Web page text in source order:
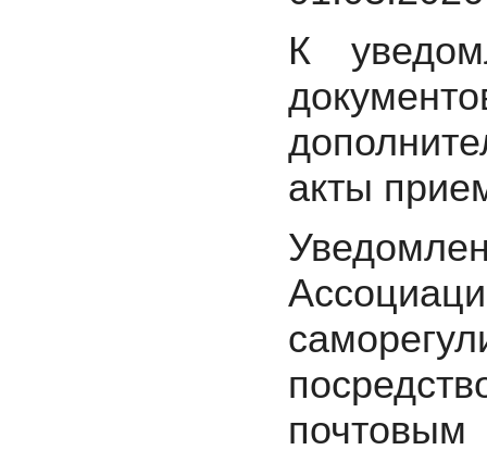
К
акты